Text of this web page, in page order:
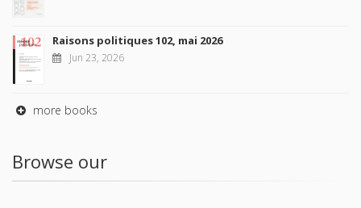
Raisons politiques 102, mai 2026
Jun 23, 2026
more books
Browse our